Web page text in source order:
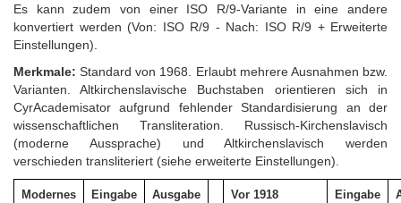
Es kann zudem von einer ISO R/9-Variante in eine andere
konvertiert werden (Von: ISO R/9 - Nach: ISO R/9 + Erweiterte
Einstellungen).
Merkmale: Standard von 1968. Erlaubt mehrere Ausnahmen bzw.
Varianten. Altkirchenslavische Buchstaben orientieren sich in
CyrAcademisator aufgrund fehlender Standardisierung an der
wissenschaftlichen Transliteration. Russisch-Kirchenslavisch
(moderne Aussprache) und Altkirchenslavisch werden
verschieden transliteriert (siehe erweiterte Einstellungen).
Modernes
Eingabe Ausgabe Vor 1918 Eingabe